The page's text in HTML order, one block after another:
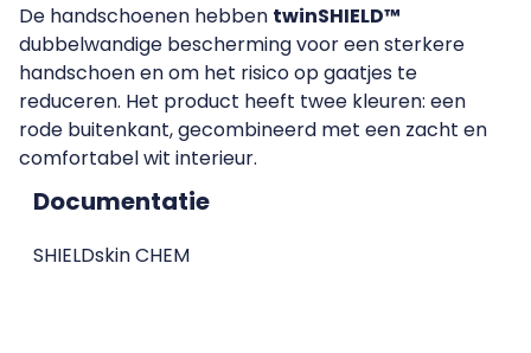
De handschoenen hebben twinSHIELD™
dubbelwandige bescherming voor een sterkere
handschoen en om het risico op gaatjes te
reduceren. Het product heeft twee kleuren: een
rode buitenkant, gecombineerd met een zacht en
comfortabel wit interieur.
Documentatie
SHIELDskin CHEM